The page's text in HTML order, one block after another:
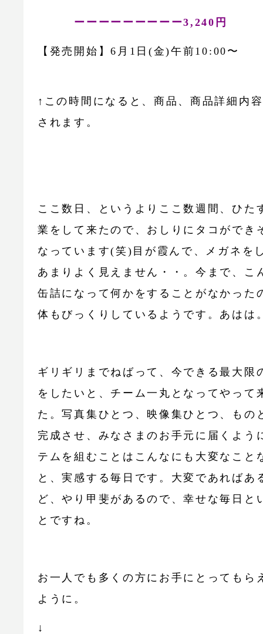
ーーーーーーーーー3,240円
【発売開始】6月1日(金)午前10:00〜
↑この時間になると、商品、商品詳細内
されます。
ここ数日、というよりここ数週間、ひた
業をして来たので、おしりにタコができ
なっています(笑)目が霞んで、メガネを
あまりよく見えません・・。今まで、こ
缶詰になって何かをすることがなかった
体もびっくりしているようです。あはは
ギリギリまでねばって、今できる最大限
をしたいと、チーム一丸となってやって
た。写真集ひとつ、映像集ひとつ、もの
完成させ、みなさまのお手元に届くよう
テムを組むことはこんなにも大変なこと
と、実感する毎日です。大変であればあ
ど、やり甲斐があるので、幸せな毎日と
とですね。
お一人でも多くの方にお手にとってもら
ように。
↓